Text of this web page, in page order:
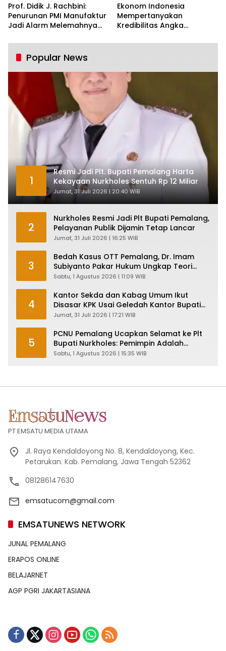
Prof. Didik J. Rachbini:
Penurunan PMI Manufaktur
Jadi Alarm Melemahnya
Ekonom Indonesia
Mempertanyakan
Kredibilitas Angka
Tumbuh Tapi Rapuh
Popular News
1
Resmi Jadi Plt. Bupati Pemalang Harta
Kekayaan Nurkholes Sentuh Rp 12 Miliar
Jumat, 31 Juli 2026 | 20:40 WIB
2
Nurkholes Resmi Jadi Plt Bupati Pemalang,
Pelayanan Publik Dijamin Tetap Lancar
Jumat, 31 Juli 2026 | 16:25 WIB
3
Bedah Kasus OTT Pemalang, Dr. Imam
Subiyanto Pakar Hukum Ungkap Teori
Penyertaan KPK
Sabtu, 1 Agustus 2026 | 11:09 WIB
4
Kantor Sekda dan Kabag Umum Ikut
Disasar KPK Usai Geledah Kantor Bupati
Pemalang
Jumat, 31 Juli 2026 | 17:21 WIB
5
PCNU Pemalang Ucapkan Selamat ke Plt
Bupati Nurkholes: Pemimpin Adalah
Pelayan Rakyat!
Sabtu, 1 Agustus 2026 | 15:35 WIB
PT EMSATU MEDIA UTAMA
Jl. Raya Kendaldoyong No. 8, Kendaldoyong, Kec.
Petarukan. Kab. Pemalang, Jawa Tengah 52362
081286147630
emsatucom@gmail.com
EMSATUNEWS NETWORK
JUNAL PEMALANG
ERAPOS ONLINE
BELAJARNET
AGP PGRI JAKARTASIANA